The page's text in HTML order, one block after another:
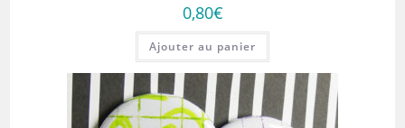
0,80€
Ajouter au panier